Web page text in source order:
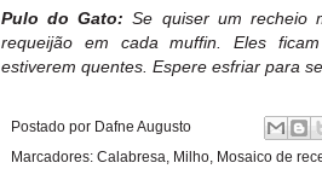
Pulo do Gato:Se quiser um recheio
requeijão em cada muffin. Eles
estiverem quentes. Espere esfriar para
Postado por Dafne Augusto
Marcadores: Calabresa Milho Mosaico de